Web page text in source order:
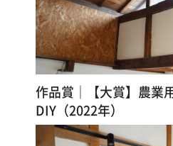
作品賞｜【大賞】農業
DIY（2022年）